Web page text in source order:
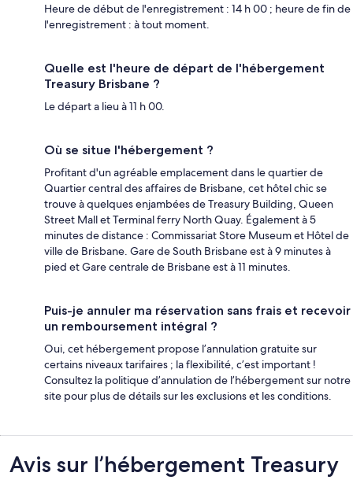
Heure de début de l'enregistrement : 14 h 00 ; heure de fin de
l'enregistrement : à tout moment.
Quelle est l'heure de départ de l'hébergement
Treasury Brisbane ?
Le départ a lieu à 11 h 00.
Où se situe l'hébergement ?
Profitant d'un agréable emplacement dans le quartier de
Quartier central des affaires de Brisbane, cet hôtel chic se
trouve à quelques enjambées de Treasury Building, Queen
Street Mall et Terminal ferry North Quay. Également à 5
minutes de distance : Commissariat Store Museum et Hôtel de
ville de Brisbane. Gare de South Brisbane est à 9 minutes à
pied et Gare centrale de Brisbane est à 11 minutes.
Puis-je annuler ma réservation sans frais et recevoir
un remboursement intégral ?
Oui, cet hébergement propose l’annulation gratuite sur
certains niveaux tarifaires ; la flexibilité, c’est important !
Consultez la politique d’annulation de l’hébergement sur notre
site pour plus de détails sur les exclusions et les conditions.
Avis
Avis sur l’hébergement Treasury